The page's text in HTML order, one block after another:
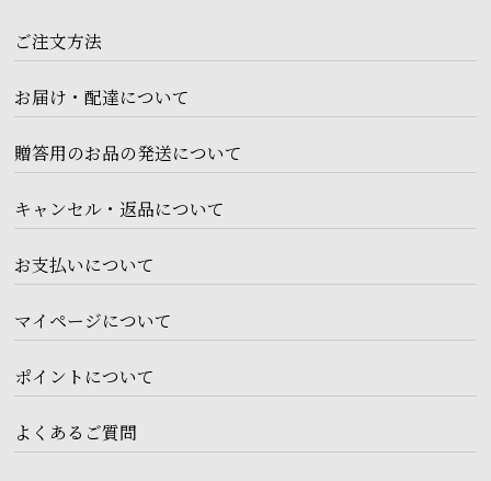
ご注文方法
お届け・配達について
贈答用のお品の発送について
キャンセル・返品について
お支払いについて
マイページについて
ポイントについて
よくあるご質問